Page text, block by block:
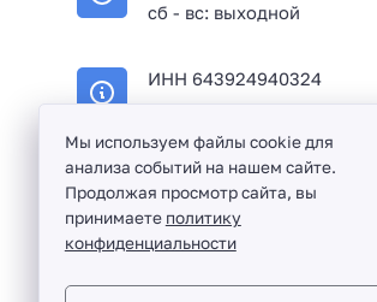
сб - вс: выходной
ИНН 643924940324
Оптовая продажа сантехники и
в Балаково и Саратовской области ©
Мы используем файлы cookie для
анализа событий на нашем сайте.
Продолжая просмотр сайта, вы
принимаете политику
конфиденциальности